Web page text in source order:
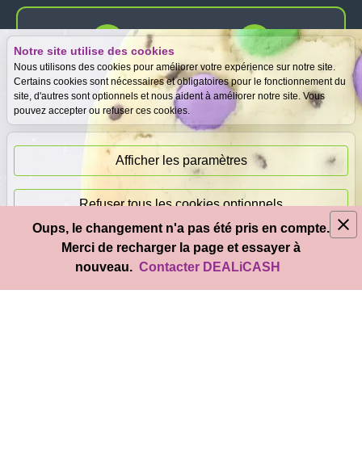
Notre site utilise des cookies
Nous utilisons des cookies pour améliorer votre expérience sur notre site.
Certains cookies sont nécessaires et obligatoires pour le fonctionnement du
site, d'autres sont optionnels et nous aident à améliorer notre site. Vous
pouvez accepter ou refuser ces cookies.
Afficher les paramètres
Refuser tous les cookies optionnels
Accepter tous les cookies
Expertise
gratuite
Meilleurs prix
garantis
Paiement
immédiat
© 2026 DEALiCASH- Tous droits réservés
Oups, le changement n'a pas été pris en compte.
Merci de recharger la page et essayer à
nouveau. Contacter DEALiCASH